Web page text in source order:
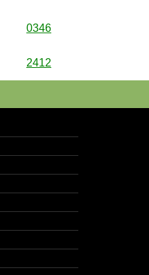
0346
2412